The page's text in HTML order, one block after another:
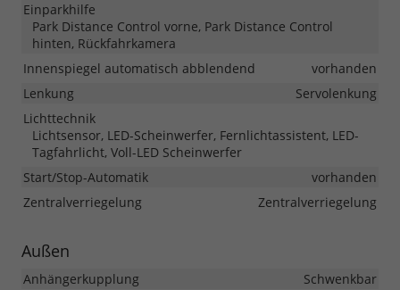
Einparkhilfe
Park Distance Control vorne, Park Distance Control
hinten, Rückfahrkamera
Innenspiegel automatisch abblendend
vorhanden
Lenkung
Servolenkung
Lichttechnik
Lichtsensor, LED-Scheinwerfer, Fernlichtassistent, LED-
Tagfahrlicht, Voll-LED Scheinwerfer
Start/Stop-Automatik
vorhanden
Zentralverriegelung
Zentralverriegelung
Außen
Anhängerkupplung
Schwenkbar